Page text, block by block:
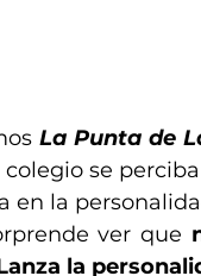
La Punta de
se
en la
ver que
la